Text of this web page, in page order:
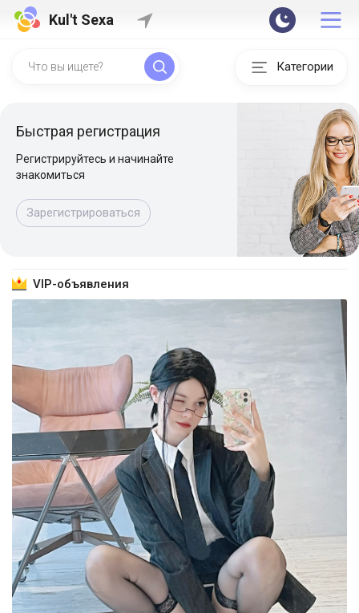
Kul't Sexa
Категории
Быстрая регистрация
Регистрируйтесь и начинайте
знакомиться
Зарегистрироваться
VIP-объявления